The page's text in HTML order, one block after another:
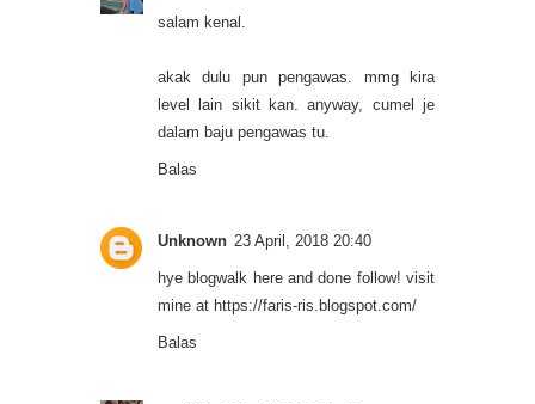
salam kenal.
akak dulu pun pengawas. mmg kira
level lain sikit kan. anyway, cumel je
dalam baju pengawas tu.
Balas
Unknown 23 April, 2018 20:40
hye blogwalk here and done follow! visit
mine at https://faris-ris.blogspot.com/
Balas